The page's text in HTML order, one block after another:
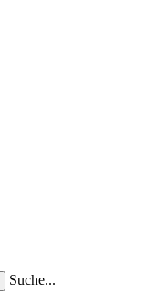
Suche...